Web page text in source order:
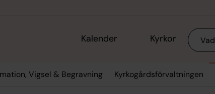
Kalender Kyrkor Sök
Vigsel & Begravning Kyrkogårdsförvaltningen